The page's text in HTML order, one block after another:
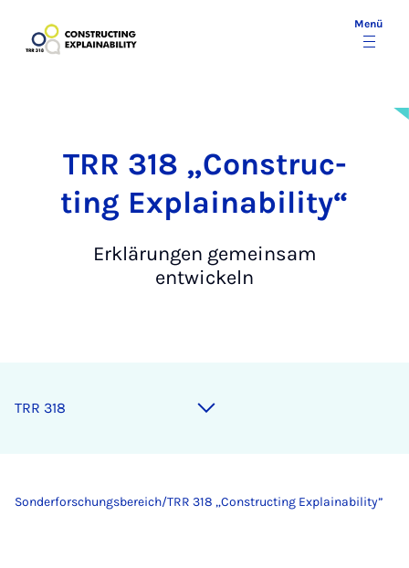
Menü
TRR 318 „Con­struc­
ting Ex­plaina­bi­li­ty“
Erklärungen gemeinsam
entwickeln
TRR 318
Sonderforschungsbereich/TRR 318 „Constructing Explainability”